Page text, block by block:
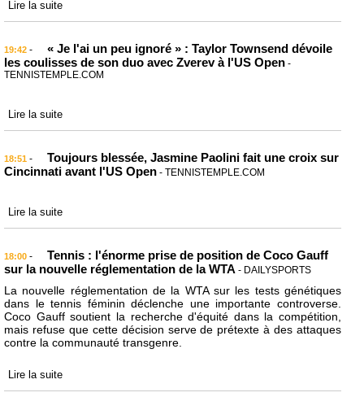
Lire la suite
19:42 -
« Je l'ai un peu ignoré » : Taylor Townsend dévoile
les coulisses de son duo avec Zverev à l'US Open -
TENNISTEMPLE.COM
Lire la suite
18:51 -
Toujours blessée, Jasmine Paolini fait une croix sur
Cincinnati avant l'US Open - TENNISTEMPLE.COM
Lire la suite
18:00 -
Tennis : l'énorme prise de position de Coco Gauff
sur la nouvelle réglementation de la WTA - DAILYSPORTS
La nouvelle réglementation de la WTA sur les tests génétiques
dans le tennis féminin déclenche une importante controverse.
Coco Gauff soutient la recherche d'équité dans la compétition,
mais refuse que cette décision serve de prétexte à des attaques
contre la communauté transgenre.
Lire la suite